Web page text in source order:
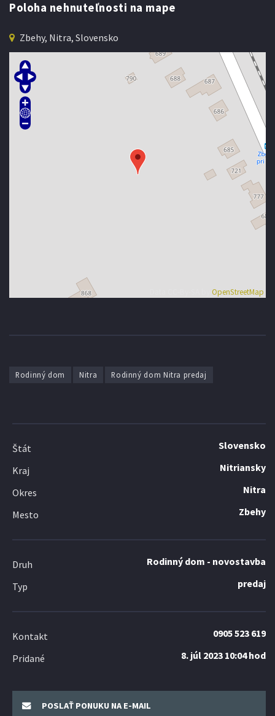
Poloha nehnuteľnosti na mape
Zbehy, Nitra, Slovensko
OpenStreetMap
Rodinný dom Nitra Rodinný dom Nitra predaj
Štát Slovensko
Kraj Nitriansky
Okres Nitra
Mesto Zbehy
Druh Rodinný dom - novostavba
Typ predaj
Kontakt 0905 523 619
Pridané 8. júl 2023 10:04 hod
POSLAŤ PONUKU NA E-MAIL